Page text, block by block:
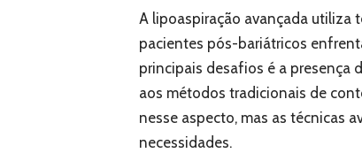
A lipoaspiração avançada utiliza
pacientes pós-bariátricos
principais desafios é a presença
aos métodos tradicionais de
nesse aspecto, mas as técnicas
necessidades.